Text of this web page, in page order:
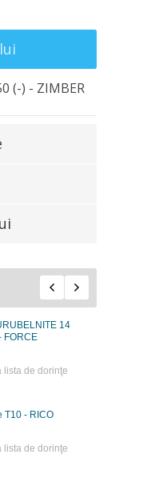
(-) - ZIMBER
14
FORCE
lista de dorinţe
Т10 - RICO
lista de dorinţe